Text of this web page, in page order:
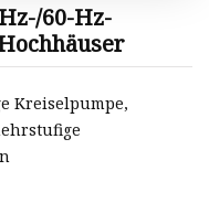
60-Hz-
Kreiselpumpe,